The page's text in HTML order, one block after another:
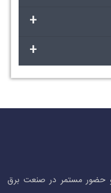
+
+
و حضور مستمر در صنعت برق